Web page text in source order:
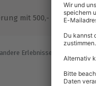
mit 500,- EUR
Erlebnisse bei der